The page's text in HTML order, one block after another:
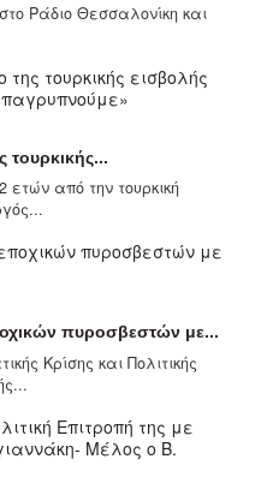
Ράδιο Θεσσαλονίκη και
τουρκικής...
από την τουρκική
πυροσβεστών με...
Κρίσης και Πολιτικής